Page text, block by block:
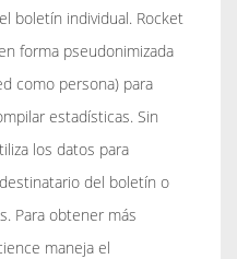
boletín individual. Rocket
forma pseudonimizada
como persona) para
estadísticas. Sin
los datos para
del boletín o
Para obtener más
maneja el